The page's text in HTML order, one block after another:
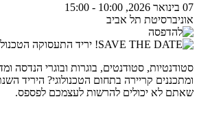
07 בינואר 2026, 10:00 - 15:00
אוניברסיטת תל אביב
סטודנטיות, סטודנטים, בוגרות ובוגרי הנדסה
ומתכננים קריירה בתחום הטכנולוגי? היריד
שאתם לא יכולים להרשות לעצמכם לפספס.